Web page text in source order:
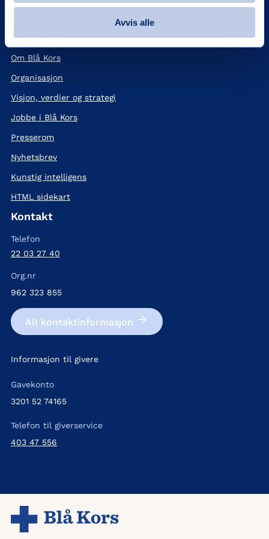
Avvis alle
Våre tilbud
Om Blå Kors
Organisasjon
Visjon, verdier og strategi
Jobbe i Blå Kors
Presserom
Nyhetsbrev
Kunstig intelligens
HTML sidekart
Kontakt
Telefon
22 03 27 40
Org.nr
962 323 855
All kontakt­informasjon
Informasjon til givere
Gavekonto
3201 52 74165
Telefon til giverservice
403 47 556